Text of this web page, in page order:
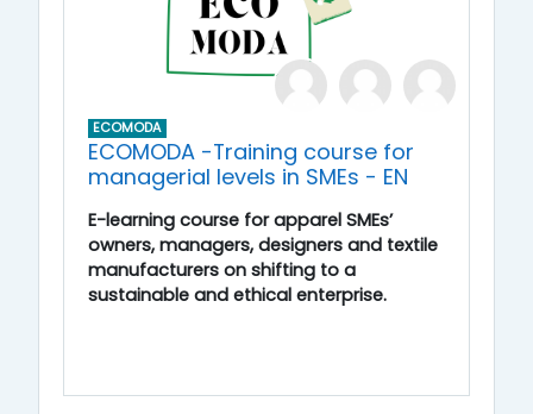
ECOMODA
ECOMODA -Training course for
managerial levels in SMEs - EN
E-learning course for apparel SMEs’
owners, managers, designers and textile
manufacturers on shifting to a
sustainable and ethical enterprise.